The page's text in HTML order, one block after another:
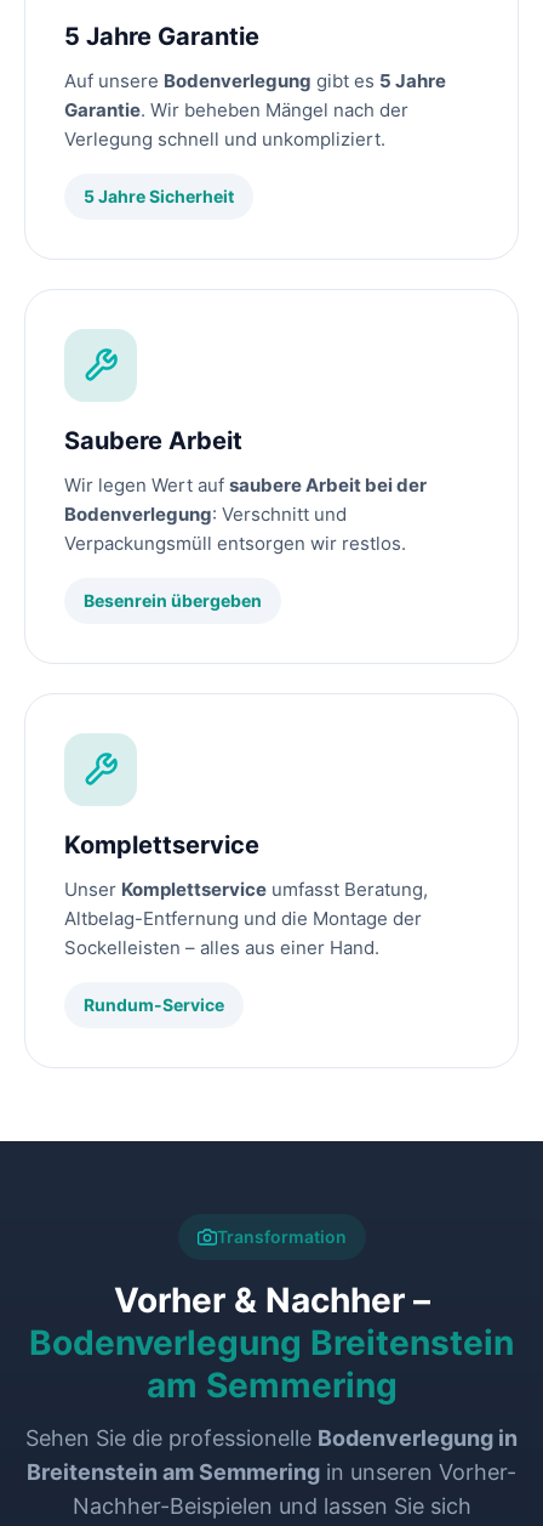
5 Jahre Garantie
Auf unsere Bodenverlegung gibt es 5 Jahre
Garantie. Wir beheben Mängel nach der
Verlegung schnell und unkompliziert.
5 Jahre Sicherheit
Saubere Arbeit
Wir legen Wert auf saubere Arbeit bei der
Bodenverlegung: Verschnitt und
Verpackungsmüll entsorgen wir restlos.
Besenrein übergeben
Komplettservice
Unser Komplettservice umfasst Beratung,
Altbelag-Entfernung und die Montage der
Sockelleisten – alles aus einer Hand.
Rundum-Service
Transformation
Vorher & Nachher –
Bodenverlegung Breitenstein
am Semmering
Sehen Sie die professionelle Bodenverlegung in
Breitenstein am Semmering in unseren Vorher-
Nachher-Beispielen und lassen Sie sich